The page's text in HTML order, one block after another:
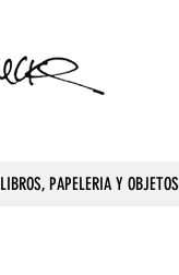
LIBROS, PAPELERIA Y OBJETOS